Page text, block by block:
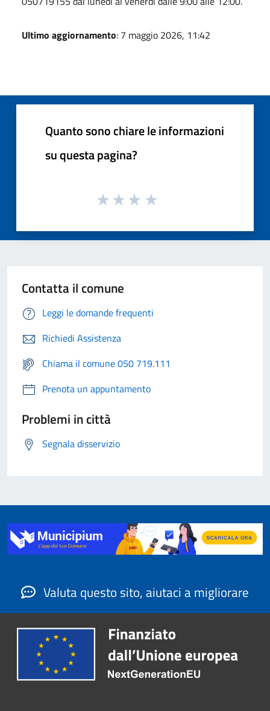
Ultimo aggiornamento: 7 maggio 2026, 11:42
Quanto sono chiare le informazioni
su questa pagina?
Contatta il comune
Leggi le domande frequenti
Richiedi Assistenza
Chiama il comune 050 719.111
Prenota un appuntamento
Problemi in città
Segnala disservizio
Valuta questo sito, aiutaci a migliorare